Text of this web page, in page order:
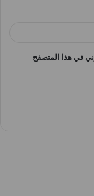
في هذا المتصفح